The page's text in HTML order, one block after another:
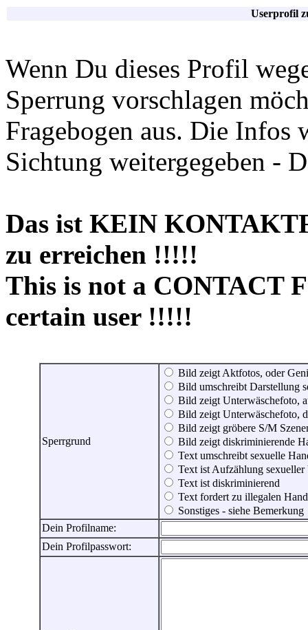
Userprofil
Wenn Du dieses Profil
Sperrung vorschlagen
Fragebogen aus. Die Infos
Sichtung weitergegeben -
Das ist KEIN
zu erreichen !!!!!
This is not a CONTACT
certain user !!!!!
Sperrgrund
Bild zeigt Aktfotos, oder
Bild umschreibt Darstellung
Bild zeigt Unterwäschefoto,
Bild zeigt Unterwäschefoto,
Bild zeigt gröbere S/M
Bild zeigt diskriminierende
Text umschreibt sexuelle
Text ist Aufzählung sexueller
Text ist diskriminierend
Text fordert zu illegalen
Sonstiges - siehe Bemerkung
Dein Profilname:
Dein Profilpasswort: